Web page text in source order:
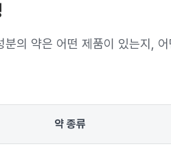
분의 약은 어떤 제품이 있는지,
약 종류